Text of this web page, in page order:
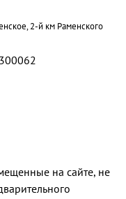
2-й км Раменского
на сайте, не